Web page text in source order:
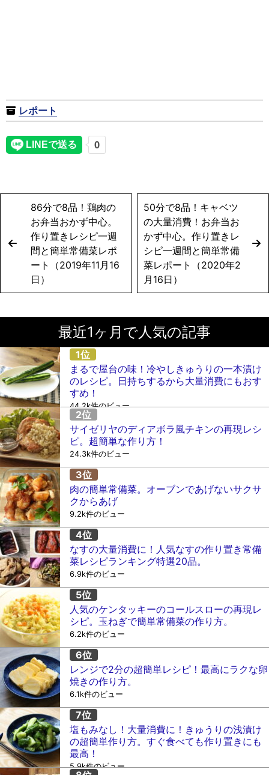
レポート
86分で8品！鶏肉の
お弁当おかず中心。
作り置きレシピ一週
間と簡単常備菜レポ
ート（2019年11月16
日）
50分で8品！キャベツ
の大量消費！お弁当お
かず中心。作り置きレ
シピ一週間と簡単常備
菜レポート（2020年2
月16日）
最近1ヶ月で人気の記事
まるで屋台の味！冷やしきゅうりの一本漬け
のレシピ。日持ちするから大量消費にもおす
すめ！
44.2k件のビュー
サイゼリヤのディアボラ風チキンの再現レシ
ピ。超簡単な作り方！
24.3k件のビュー
肉の簡単常備菜。オーブンであげないサクサ
クからあげ
9.2k件のビュー
なすの大量消費に！人気なすの作り置き常備
菜レシピランキング特選20品。
6.9k件のビュー
人気のケンタッキーのコールスローの再現レ
シピ。玉ねぎで簡単常備菜の作り方。
6.2k件のビュー
レンジで2分の超簡単レシピ！最高にラクな卵
焼きの作り方。
6.1k件のビュー
塩もみなし！大量消費に！きゅうりの浅漬け
の超簡単作り方。すぐ食べても作り置きにも
最高！
5.9k件のビュー